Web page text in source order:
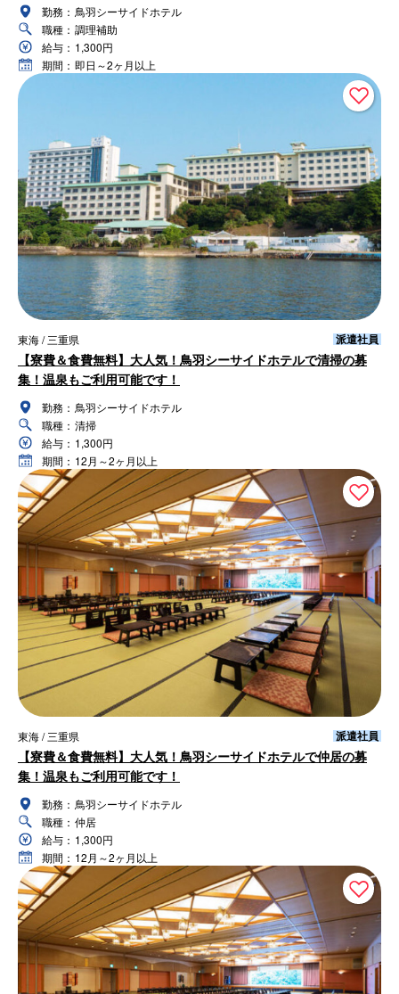
勤務： 鳥羽シーサイドホテル
職種： 調理補助
給与： 1,300円
期間： 即日～2ヶ月以上
東海 / 三重県 派遣社員
【寮費＆食費無料】大人気！鳥羽シーサイドホテルで清掃の募
集！温泉もご利用可能です！
勤務： 鳥羽シーサイドホテル
職種： 清掃
給与： 1,300円
期間： 12月～2ヶ月以上
東海 / 三重県 派遣社員
【寮費＆食費無料】大人気！鳥羽シーサイドホテルで仲居の募
集！温泉もご利用可能です！
勤務： 鳥羽シーサイドホテル
職種： 仲居
給与： 1,300円
期間： 12月～2ヶ月以上